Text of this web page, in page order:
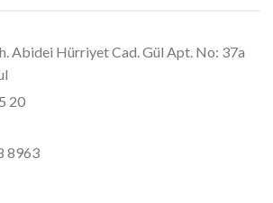
Abidei Hürriyet Cad. Gül Apt. No: 37a
20
8963